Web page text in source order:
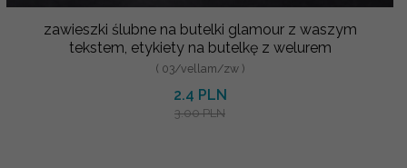
zawieszki ślubne na butelki glamour z waszym
tekstem, etykiety na butelkę z welurem
( 03/vellam/zw )
2.4 PLN
3.00 PLN